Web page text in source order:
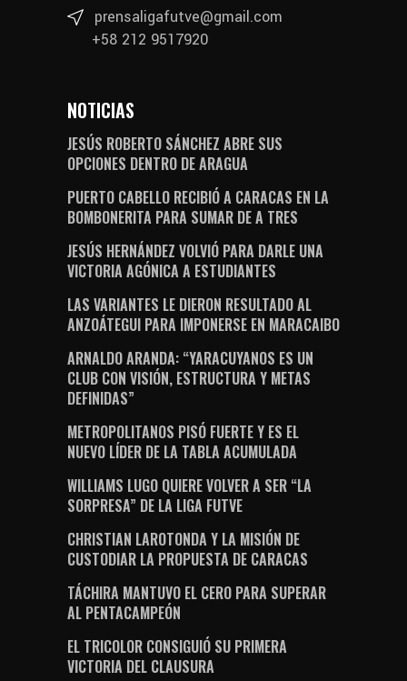
prensaligafutve@gmail.com
+58 212 9517920
NOTICIAS
JESÚS ROBERTO SÁNCHEZ ABRE SUS
OPCIONES DENTRO DE ARAGUA
PUERTO CABELLO RECIBIÓ A CARACAS EN LA
BOMBONERITA PARA SUMAR DE A TRES
JESÚS HERNÁNDEZ VOLVIÓ PARA DARLE UNA
VICTORIA AGÓNICA A ESTUDIANTES
LAS VARIANTES LE DIERON RESULTADO AL
ANZOÁTEGUI PARA IMPONERSE EN MARACAIBO
ARNALDO ARANDA: “YARACUYANOS ES UN
CLUB CON VISIÓN, ESTRUCTURA Y METAS
DEFINIDAS”
METROPOLITANOS PISÓ FUERTE Y ES EL
NUEVO LÍDER DE LA TABLA ACUMULADA
WILLIAMS LUGO QUIERE VOLVER A SER “LA
SORPRESA” DE LA LIGA FUTVE
CHRISTIAN LAROTONDA Y LA MISIÓN DE
CUSTODIAR LA PROPUESTA DE CARACAS
TÁCHIRA MANTUVO EL CERO PARA SUPERAR
AL PENTACAMPEÓN
EL TRICOLOR CONSIGUIÓ SU PRIMERA
VICTORIA DEL CLAUSURA